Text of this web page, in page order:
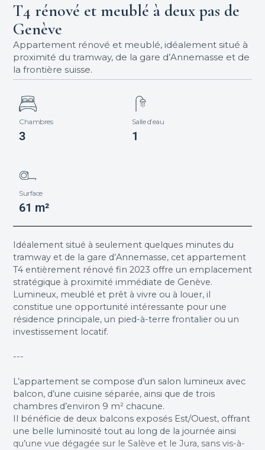
T4 rénové et meublé à deux pas de
Genève
Appartement rénové et meublé, idéalement situé à
proximité du tramway, de la gare d’Annemasse et de
la frontière suisse.
Chambres
3
Salle d’eau
1
Surface
61 m²
Idéalement situé à seulement quelques minutes du
tramway et de la gare d’Annemasse, cet appartement
T4 entièrement rénové fin 2023 offre un emplacement
stratégique à proximité immédiate de Genève.
Lumineux, meublé et prêt à vivre ou à louer, il
constitue une opportunité intéressante pour une
résidence principale, un pied-à-terre frontalier ou un
investissement locatif.
---
L’appartement se compose d’un salon lumineux avec
balcon, d’une cuisine séparée, ainsi que de trois
chambres d’environ 9 m² chacune.
Il bénéficie de deux balcons exposés Est/Ouest, offrant
une belle luminosité tout au long de la journée ainsi
qu’une vue dégagée sur le Salève et le Jura, sans vis-à-